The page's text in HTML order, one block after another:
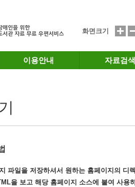
화면크기
이용안내 자료검색
파일을 저장하셔서 원하는 홈페이지의 디
을 보고 해당 홈페이지 소스에 붙여 사용